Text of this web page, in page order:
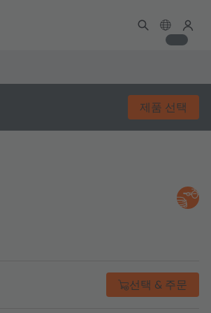
제품 선택
선택 & 주문